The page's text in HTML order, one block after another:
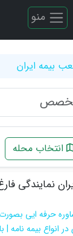
منو
بیمه ایران
انتخاب محله
حرفه ايي
انواع بيمه نامه